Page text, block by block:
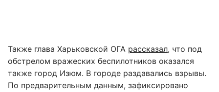
Также глава Харьковской ОГА рассказал, что под
обстрелом вражеских беспилотников оказался
также город Изюм. В городе раздавались взрывы.
По предварительным данным, зафиксировано